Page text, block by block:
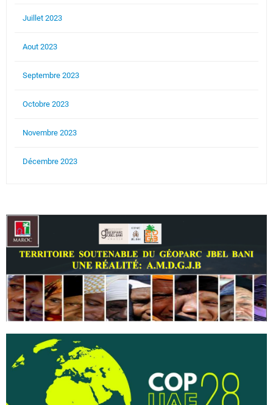
Juillet 2023
Aout 2023
Septembre 2023
Octobre 2023
Novembre 2023
Décembre 2023